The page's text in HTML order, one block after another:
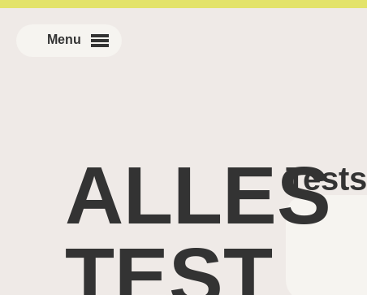
ALLES
TEST
Tests